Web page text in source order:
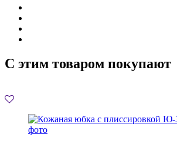
С этим товаром покупают